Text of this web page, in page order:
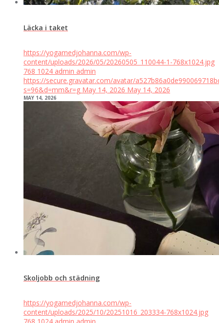
Läcka i taket
https://yogamedjohanna.com/wp-
content/uploads/2026/05/20260505_110044-1-768x1024.jpg
768 1024 admin admin
https://secure.gravatar.com/avatar/
s=96&d=mm&r=g May 14, 2026 May 14, 2026
MAY 14, 2026
Skoljobb och städning
https://yogamedjohanna.com/wp-
content/uploads/2025/10/20251016_203334-768x1024.jpg